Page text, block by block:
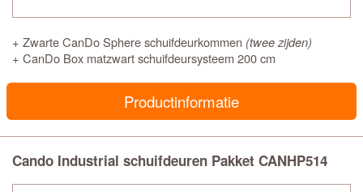
+ Zwarte CanDo Sphere schuifdeurkommen (twee zijden)
+ CanDo Box matzwart schuifdeursysteem 200 cm
Productinformatie
Cando Industrial schuifdeuren Pakket CANHP514